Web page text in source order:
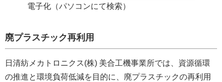
電子化（パソコンにて検索）
廃プラスチック再利用
日清紡メカトロニクス(株) 美合工機事業所では、資源循環
の推進と環境負荷低減を目的に、廃プラスチックの再利用